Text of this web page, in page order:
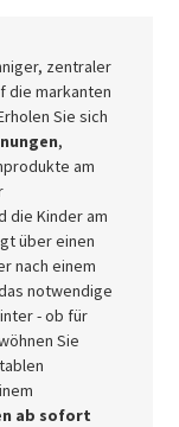
zentraler
die markanten
Sie sich
,
am
die Kinder am
über einen
nach einem
notwendige
- ob für
Sie
ab sofort